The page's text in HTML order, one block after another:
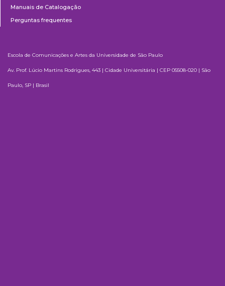
Manuais de Catalogação
Perguntas frequentes
Escola de Comunicações e Artes da Universidade de São Paulo
Av. Prof. Lúcio Martins Rodrigues, 443 | Cidade Universitária | CEP 05508-020 | São
Paulo, SP | Brasil